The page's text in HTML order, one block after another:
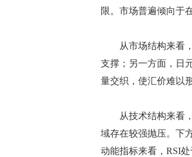
限。市场普遍倾向于
从市场结构来看，
支撑；另一方面，日
量交织，使汇价难以
从技术结构来看，
域存在较强抛压。下
动能指标来看，RSI